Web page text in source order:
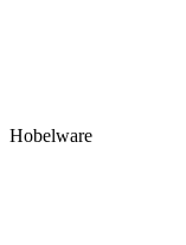
Hobelware